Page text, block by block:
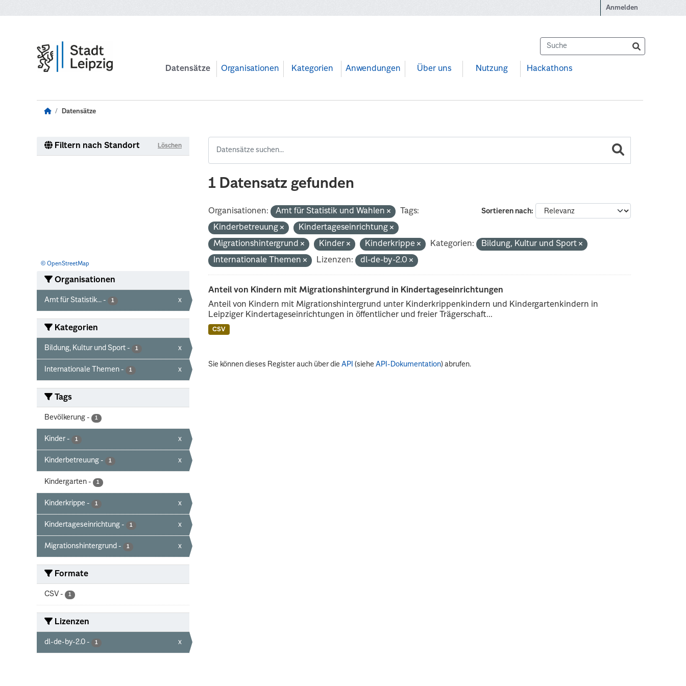
Anmelden
Datensätze Organisationen Kategorien Anwendungen Über uns Nutzung Hackathons
Datensätze
Filtern nach Standort Löschen
© OpenStreetMap
Organisationen
Amt für Statistik... - 1 x
Kategorien
Bildung, Kultur und Sport - 1 x
Internationale Themen - 1 x
Tags
Bevölkerung - 1
Kinder - 1 x
Kinderbetreuung - 1 x
Kindergarten - 1
Kinderkrippe - 1 x
Kindertageseinrichtung - 1 x
Migrationshintergrund - 1 x
Formate
CSV - 1
Lizenzen
dl-de-by-2.0 - 1 x
1 Datensatz gefunden
Sortieren nach
Organisationen: Amt für Statistik und Wahlen
Tags:
Kinderbetreuung
Kindertageseinrichtung
Migrationshintergrund
Kinder Kinderkrippe Kategorien:
Bildung, Kultur und Sport
Internationale Themen
Lizenzen: dl-de-by-2.0
Anteil von Kindern mit Migrationshintergrund in Kindertageseinrichtungen
Anteil von Kindern mit Migrationshintergrund unter Kinderkrippenkindern und Kindergartenkindern in
Leipziger Kindertageseinrichtungen in öffentlicher und freier Trägerschaft...
CSV
Sie können dieses Register auch über dieAPI (sieheAPI-Dokumentation) abrufen.